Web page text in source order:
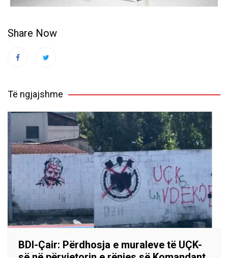
Share Now
Të ngjajshme
BDI-Çair: Përdhosja e muraleve të UÇK-